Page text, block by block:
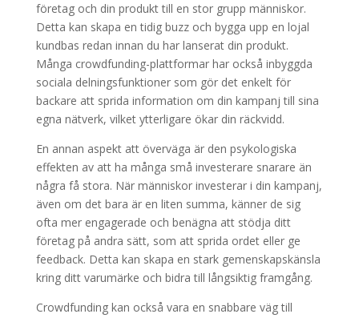
företag och din produkt till en stor grupp människor.
Detta kan skapa en tidig buzz och bygga upp en lojal
kundbas redan innan du har lanserat din produkt.
Många crowdfunding-plattformar har också inbyggda
sociala delningsfunktioner som gör det enkelt för
backare att sprida information om din kampanj till sina
egna nätverk, vilket ytterligare ökar din räckvidd.
En annan aspekt att överväga är den psykologiska
effekten av att ha många små investerare snarare än
några få stora. När människor investerar i din kampanj,
även om det bara är en liten summa, känner de sig
ofta mer engagerade och benägna att stödja ditt
företag på andra sätt, som att sprida ordet eller ge
feedback. Detta kan skapa en stark gemenskapskänsla
kring ditt varumärke och bidra till långsiktig framgång.
Crowdfunding kan också vara en snabbare väg till